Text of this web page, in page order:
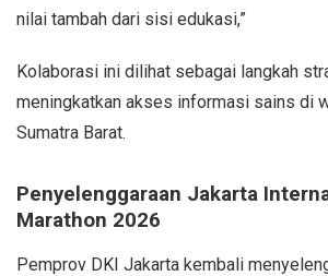
nilai tambah dari sisi edukasi,”
Kolaborasi ini dilihat sebagai langkah
meningkatkan akses informasi sains di
Sumatra Barat.
Penyelenggaraan Jakarta
Marathon 2026
Pemprov DKI Jakarta kembali